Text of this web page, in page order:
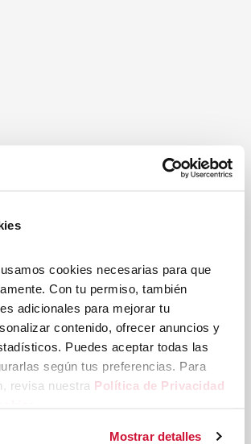
cookies necesarias para que
Con tu permiso, también
adicionales para mejorar tu
contenido, ofrecer anuncios y
Puedes aceptar todas las
según tus preferencias. Para
revisa nuestra Política de Privacidad
Mostrar detalles